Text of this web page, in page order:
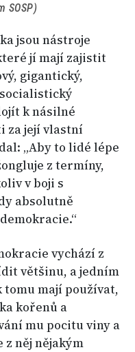
SOSP)
jsou nástroje
jí mají zajistit
gigantický,
k násilné
za její vlastní
„Aby to lidé lépe
z termíny,
v boji s
absolutně
vychází z
většinu, a jedním
mají používat,
kořenů a
mu pocitu viny a
z něj nějakým